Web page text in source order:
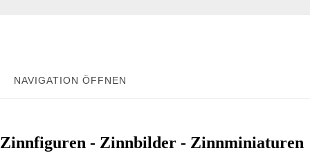
NAVIGATION ÖFFNEN
Zinnfiguren - Zinnbilder - Zinnminiaturen